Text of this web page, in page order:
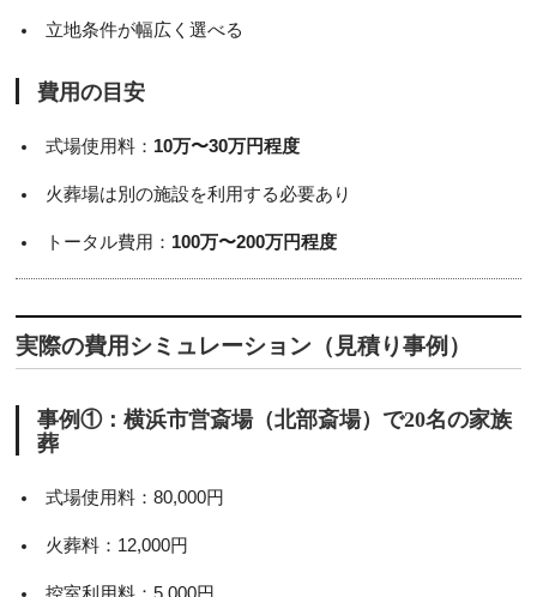
立地条件が幅広く選べる
費用の目安
式場使用料： 10万〜30万円程度
火葬場は別の施設を利用する必要あり
トータル費用： 100万〜200万円程度
実際の費用シミュレーション（見積り事例）
事例①：横浜市営斎場（北部斎場）で20名の家族
葬
式場使用料：80,000円
火葬料：12,000円